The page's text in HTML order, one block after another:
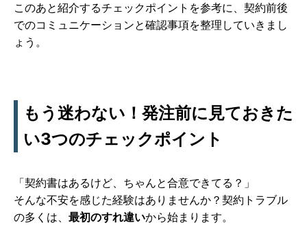
このあと紹介するチェックポイントを参考に、契約前後
でのコミュニケーションと確認事項を整理していきまし
ょう。
もう迷わない！発注前に見ておきた
い3つのチェックポイント
「契約書はあるけど、ちゃんと合意できてる？」
そんな不安を感じた経験はありませんか？契約トラブル
の多くは、 最初のすれ違いから始まります。